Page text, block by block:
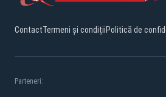
ContactTermeni și condițiiPolitică de
Parteneri: